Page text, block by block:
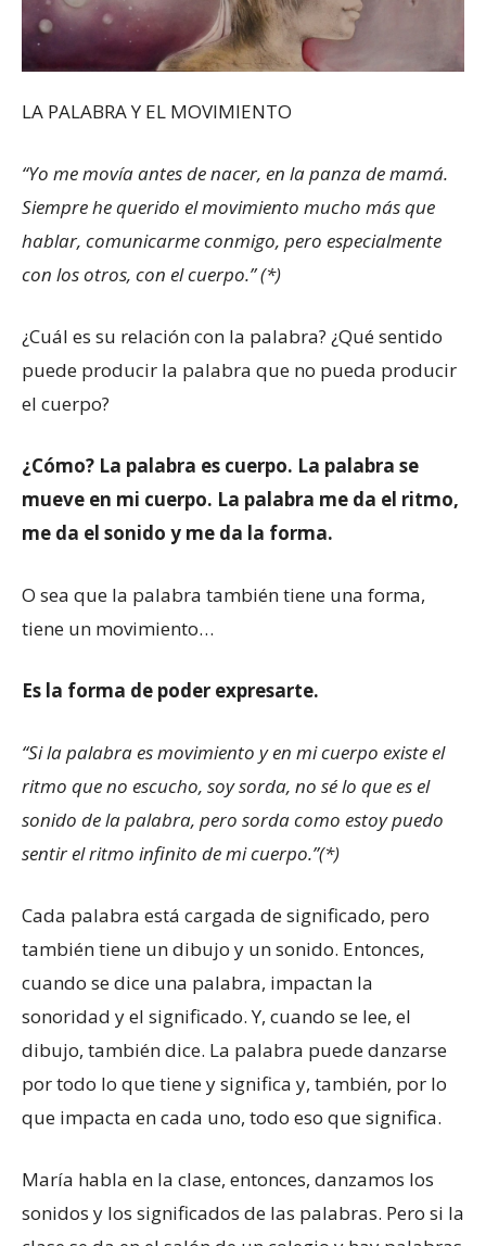
LA PALABRA Y EL MOVIMIENTO
“Yo me movía antes de nacer, en la panza de mamá.
Siempre he querido el movimiento mucho más que
hablar, comunicarme conmigo, pero especialmente
con los otros, con el cuerpo.” (*)
¿Cuál es su relación con la palabra? ¿Qué sentido
puede producir la palabra que no pueda producir
el cuerpo?
¿Cómo? La palabra es cuerpo. La palabra se
mueve en mi cuerpo. La palabra me da el ritmo,
me da el sonido y me da la forma.
O sea que la palabra también tiene una forma,
tiene un movimiento…
Es la forma de poder expresarte.
“Si la palabra es movimiento y en mi cuerpo existe el
ritmo que no escucho, soy sorda, no sé lo que es el
sonido de la palabra, pero sorda como estoy puedo
sentir el ritmo infinito de mi cuerpo.”(*)
Cada palabra está cargada de significado, pero
también tiene un dibujo y un sonido. Entonces,
cuando se dice una palabra, impactan la
sonoridad y el significado. Y, cuando se lee, el
dibujo, también dice. La palabra puede danzarse
por todo lo que tiene y significa y, también, por lo
que impacta en cada uno, todo eso que significa.
María habla en la clase, entonces, danzamos los
sonidos y los significados de las palabras. Pero si la